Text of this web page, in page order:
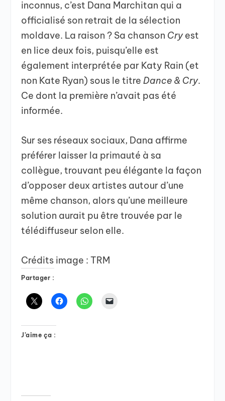
inconnus, c’est Dana Marchitan qui a
officialisé son retrait de la sélection
moldave. La raison ? Sa chanson Cryest
en lice deux fois, puisqu’elle est
également interprétée par Katy Rain (et
non Kate Ryan) sous le titreDance & Cry.
Ce dont la première n’avait pas été
informée.
Sur ses réseaux sociaux, Dana affirme
préférer laisser la primauté à sa
collègue, trouvant peu élégante la façon
d’opposer deux artistes autour d’une
même chanson, alors qu’une meilleure
solution aurait pu être trouvée par le
télédiffuseur selon elle.
Crédits image : TRM
Partager :
J’aime ça :